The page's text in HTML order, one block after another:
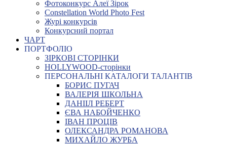
Фотоконкурс Алеї Зірок
Constellation World Photo Fest
Журі конкурсів
Конкурсний портал
ЧАРТ
ПОРТФОЛІО
ЗІРКОВІ СТОРІНКИ
HOLLYWOOD-сторінки
ПЕРСОНАЛЬНІ КАТАЛОГИ ТАЛАНТІВ
БОРИС ПУГАЧ
ВАЛЕРІЯ ШКОЛЬНА
ДАНІІЛ РЕБЕРТ
ЄВА НАБОЙЧЕНКО
ІВАН ПРОЦІВ
ОЛЕКСАНДРА РОМАНОВА
МИХАЙЛО ЖУРБА